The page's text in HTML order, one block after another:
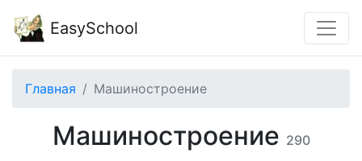
EasySchool
Главная Машиностроение
Машиностроение 290